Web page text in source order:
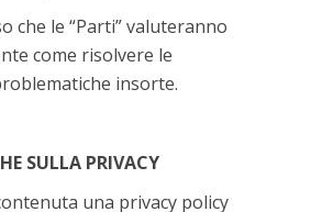
che le “Parti” valuteranno
come risolvere le
insorte.
SULLA PRIVACY
una privacy policy